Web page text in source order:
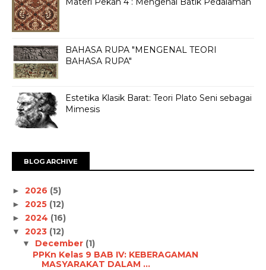
BAHASA RUPA "MENGENAL TEORI
BAHASA RUPA"
Estetika Klasik Barat: Teori Plato Seni sebagai
Mimesis
BLOG ARCHIVE
► 2026 (5)
► 2025 (12)
► 2024 (16)
▼ 2023 (12)
▼ December (1)
PPKn Kelas 9 BAB IV: KEBERAGAMAN
MASYARAKAT DALAM ...